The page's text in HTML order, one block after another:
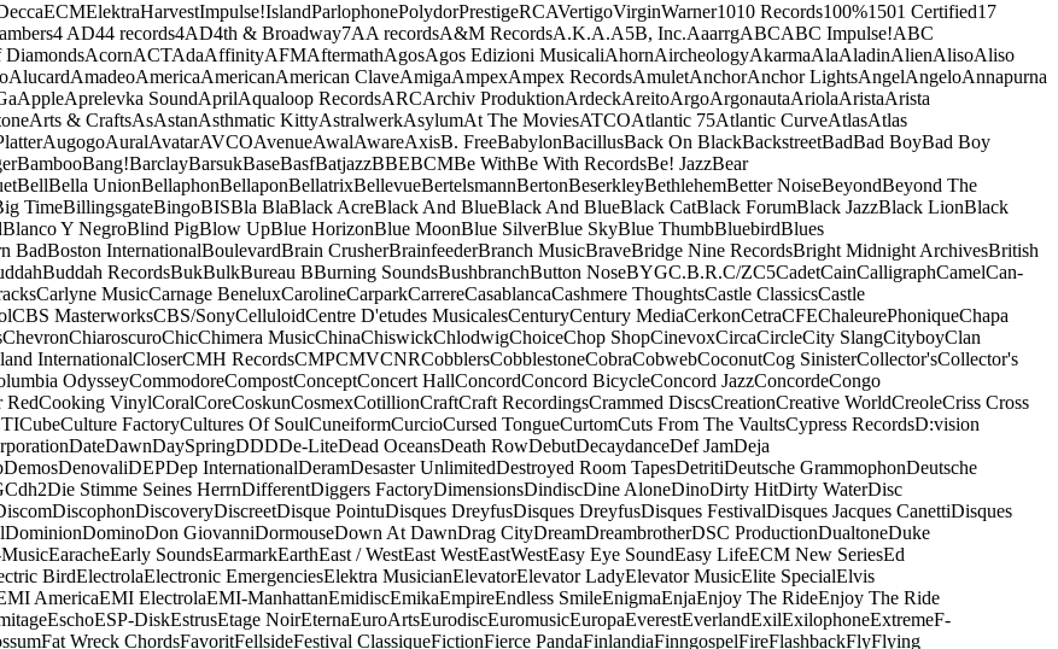
ECMElektraHarvestImpulse!IslandParlophonePolydorPrestigeRCAVertigoVirginWarner1010 Records100%1501 Certified17
4 AD44 records4AD4th & Broadway7AA recordsA&M RecordsA.K.A.A5B, Inc.AaarrgABCABC Impulse!ABC
DiamondsAcornACTAdaAffinityAFMAftermathAgosAgos Edizioni MusicaliAhornAircheologyAkarmaAlaAladinAlienAlisoAliso
AlucardAmadeoAmericaAmericanAmerican ClaveAmigaAmpexAmpex RecordsAmuletAnchorAnchor LightsAngelAngeloAnnapurna
AppleAprelevka SoundAprilAqualoop RecordsARCArchiv ProduktionArdeckAreitoArgoArgonautaAriolaAristaArista
Arts & CraftsAsAstanAsthmatic KittyAstralwerkAsylumAt The MoviesATCOAtlantic 75Atlantic CurveAtlasAtlas
AugogoAuralAvatarAVCOAvenueAwalAwareAxisB. FreeBabylonBacillusBack On BlackBackstreetBadBad BoyBad Boy
BambooBang!BarclayBarsukBaseBasfBatjazzBBEBCMBe WithBe With RecordsBe! JazzBear
BellBella UnionBellaphonBellaponBellatrixBellevueBertelsmannBertonBeserkleyBethlehemBetter NoiseBeyondBeyond The
TimeBillingsgateBingoBISBla BlaBlack AcreBlack And BlueBlack And BlueBlack CatBlack ForumBlack JazzBlack LionBlack
Blanco Y NegroBlind PigBlow UpBlue HorizonBlue MoonBlue SilverBlue SkyBlue ThumbBluebirdBlues
BadBoston InternationalBoulevardBrain CrusherBrainfeederBranch MusicBraveBridge Nine RecordsBright Midnight ArchivesBritish
Buddah RecordsBukBulkBureau BBurning SoundsBushbranchButton NoseBYGC.B.R.C/ZC5CadetCainCalligraphCamelCan-
Carlyne MusicCarnage BeneluxCarolineCarparkCarrereCasablancaCashmere ThoughtsCastle ClassicsCastle
CBS MasterworksCBS/SonyCelluloidCentre D'etudes MusicalesCenturyCentury MediaCerkonCetraCFEChaleurePhoniqueChapa
ChevronChiaroscuroChicChimera MusicChinaChiswickChlodwigChoiceChop ShopCinevoxCircaCircleCity SlangCityboyClan
InternationalCloserCMH RecordsCMPCMVCNRCobblersCobblestoneCobraCobwebCoconutCog SinisterCollector'sCollector's
OdysseyCommodoreCompostConceptConcert HallConcordConcord BicycleConcord JazzConcordeCongo
RedCooking VinylCoralCoreCoskunCosmexCotillionCraftCraft RecordingsCrammed DiscsCreationCreative WorldCreoleCriss Cross
CubeCulture FactoryCultures Of SoulCuneiformCurcioCursed TongueCurtomCuts From The VaultsCypress RecordsD:vision
DateDawnDaySpringDDDDe-LiteDead OceansDeath RowDebutDecaydanceDef JamDeja
DemosDenovaliDEPDep InternationalDeramDesaster UnlimitedDestroyed Room TapesDetritiDeutsche GrammophonDeutsche
dh2Die Stimme Seines HerrnDifferentDiggers FactoryDimensionsDindiscDine AloneDinoDirty HitDirty WaterDisc
DiscophonDiscoveryDiscreetDisque PointuDisques DreyfusDisques DreyfusDisques FestivalDisques Jacques CanettiDisques
DominionDominoDon GiovanniDormouseDown At DawnDrag CityDreamDreambrotherDSC ProductionDualtoneDuke
EaracheEarly SoundsEarmarkEarthEast / WestEast WestEastWestEasy Eye SoundEasy LifeECM New SeriesEd
BirdElectrolaElectronic EmergenciesElektra MusicianElevatorElevator LadyElevator MusicElite SpecialElvis
AmericaEMI ElectrolaEMI-ManhattanEmidiscEmikaEmpireEndless SmileEnigmaEnjaEnjoy The RideEnjoy The Ride
EschoESP-DiskEstrusEtage NoirEternaEuroArtsEurodiscEuromusicEuropaEverestEverlandExilExilophoneExtremeF-
Fat Wreck ChordsFavoritFellsideFestival ClassiqueFictionFierce PandaFinlandiaFinngospelFireFlashbackFlyFlying